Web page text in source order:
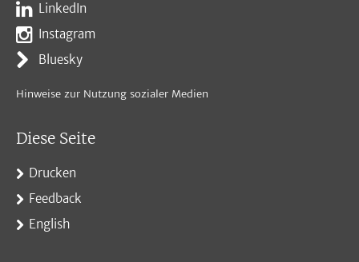
LinkedIn
Instagram
Bluesky
Hinweise zur Nutzung sozialer Medien
Diese Seite
Drucken
Feedback
English